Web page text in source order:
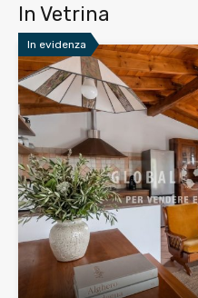
In Vetrina
In evidenza